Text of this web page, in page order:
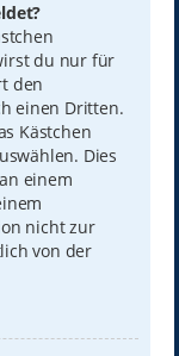
du nur für
den
einen Dritten.
Kästchen
Dies
einem
nicht zur
von der